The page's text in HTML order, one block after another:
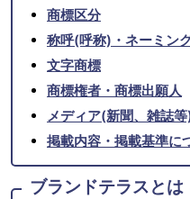
商標区分
称呼(呼称)・ネーミン
文字商標
商標権者・商標出願人
メディア(新聞、雑誌
掲載内容・掲載基準に
ブランドテラスとは